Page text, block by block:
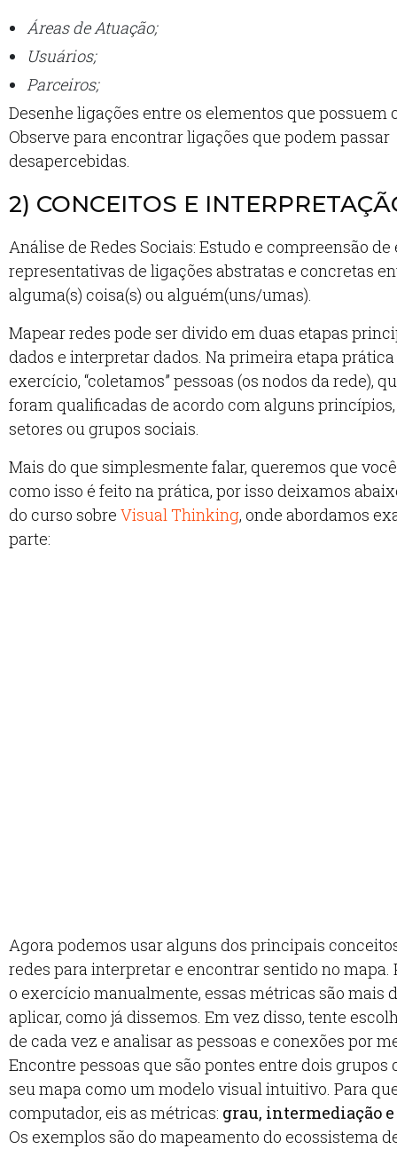
Áreas de Atuação;
Usuários;
Parceiros;
Desenhe ligações entre os elementos que possuem
Observe para encontrar ligações que podem passar
desapercebidas.
2) CONCEITOS E
Análise de Redes Sociais: Estudo e compreensão
representativas de ligações abstratas e concretas
alguma(s) coisa(s) ou alguém(uns/umas).
Mapear redes pode ser divido em duas etapas
dados e interpretar dados. Na primeira etapa prática
exercício, “coletamos” pessoas (os nodos da rede),
foram qualificadas de acordo com alguns
setores ou grupos sociais.
Mais do que simplesmente falar, queremos que
como isso é feito na prática, por isso deixamos
do curso sobre Visual Thinking, onde abordamos
parte:
Agora podemos usar alguns dos principais
redes para interpretar e encontrar sentido no mapa.
o exercício manualmente, essas métricas são mais
aplicar, como já dissemos. Em vez disso, tente
de cada vez e analisar as pessoas e conexões por
Encontre pessoas que são pontes entre dois grupos
seu mapa como um modelo visual intuitivo. Para
computador, eis as métricas: grau, intermediação
Os exemplos são do mapeamento do ecossistema